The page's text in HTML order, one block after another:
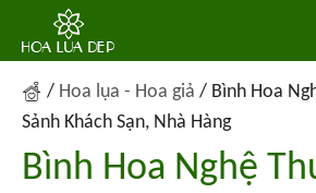
/ Hoa lụa - Hoa giả / Bình Hoa
Sảnh Khách Sạn, Nhà Hàng
Bình Hoa Nghệ